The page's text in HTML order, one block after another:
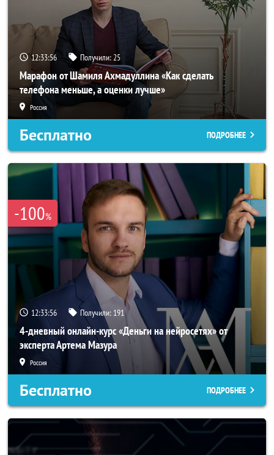
12:33:54 Получили:25
Марафон от Шамиля Ахмадуллина «Как сделать
телефона меньше, а оценки лучше»
Россия
Бесплатно ПОДРОБНЕЕ
-100%
12:33:54 Получили: 191
4-дневный онлайн-курс «Деньги на нейросетях» от
эксперта Артема Мазура
Россия
Бесплатно ПОДРОБНЕЕ